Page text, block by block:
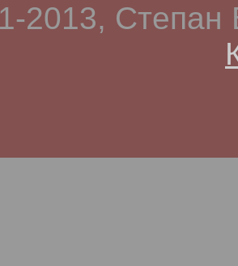
2013, Степан